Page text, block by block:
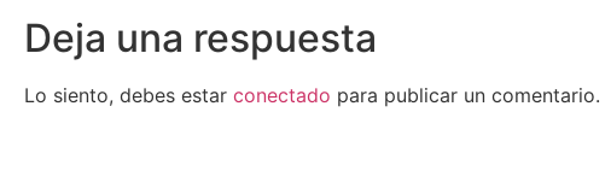
Deja una respuesta
Lo siento, debes estar conectado para publicar un comentario.